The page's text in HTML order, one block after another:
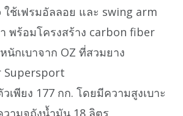
ช้เฟรมอัลลอย และ swing arm
พร้อมโครงสร้าง carbon fiber
นักเบาจาก OZ ที่สวมยาง
Supersport
เพียง 177 กก. โดยมีความสูงเบาะ
ามจุถังน้ำมัน 18 ลิตร